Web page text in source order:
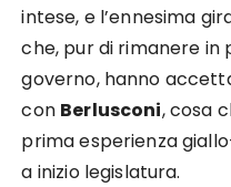
intese, e l’ennesima
che, pur di rimanere
governo, hanno
con Berlusconi, cosa
prima esperienza
a inizio legislatura.